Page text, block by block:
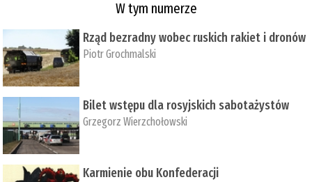
W tym numerze
Rząd bezradny wobec ruskich rakiet i dronów
Piotr Grochmalski
Bilet wstępu dla rosyjskich sabotażystów
Grzegorz Wierzchołowski
Karmienie obu Konfederacji